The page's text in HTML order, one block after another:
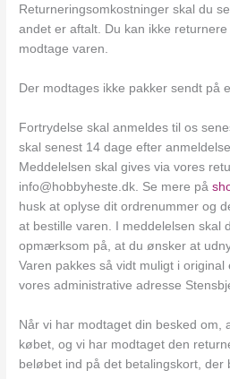
Returneringsomkostninger skal du
andet er aftalt. Du kan ikke
modtage varen.
Der modtages ikke pakker sendt på
Fortrydelse skal anmeldes til os
skal senest 14 dage efter
Meddelelsen skal gives via vores
info@hobbyheste.dk. Se mere på
husk at oplyse dit ordrenummer og
at bestille varen. I meddelelsen skal
opmærksom på, at du ønsker at
Varen pakkes så vidt muligt i original
vores administrative adresse
Når vi har modtaget din besked om,
købet, og vi har modtaget den
beløbet ind på det betalingskort, der